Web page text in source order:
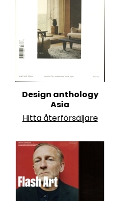
Design anthology
Asia
Hitta återförsäljare